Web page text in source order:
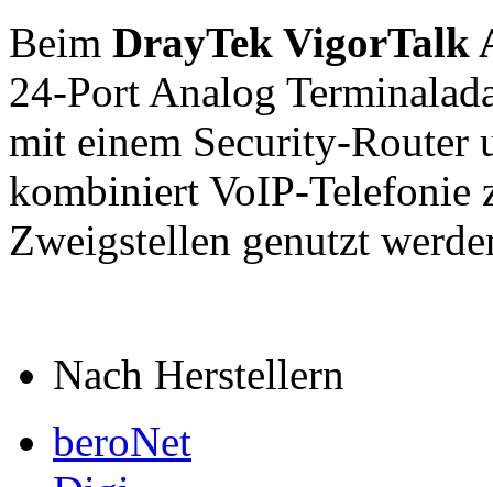
Beim DrayTek VigorTalk
24-Port Analog
mit einem Security-Router
kombiniert VoIP-Telefonie
Zweigstellen genutzt
Nach Herstellern
beroNet